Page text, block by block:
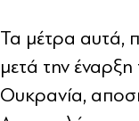
Τα μέτρα αυτά,
μετά την
Ουκρανία,